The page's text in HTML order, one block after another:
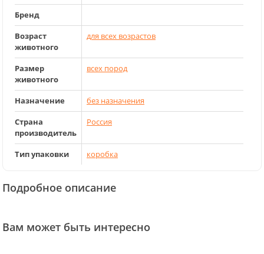
Бренд
Возраст
животного
для всех возрастов
Размер
животного
всех пород
Назначение
без назначения
Страна
производитель
Россия
Тип упаковки коробка
Подробное описание
Вам может быть интересно